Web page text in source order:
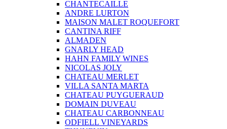
CHANTECAILLE
ANDRE LURTON
MAISON MALET ROQUEFORT
CANTINA RIFF
ALMADEN
GNARLY HEAD
HAHN FAMILY WINES
NICOLAS JOLY
CHATEAU MERLET
VILLA SANTA MARTA
CHATEAU PUYGUERAUD
DOMAIN DUVEAU
CHATEAU CARBONNEAU
ODFIELL VINEYARDS